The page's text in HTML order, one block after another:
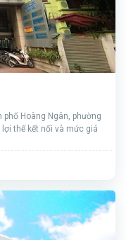
Hoàng Ngân, phường
lợi thế kết nối và mức giá